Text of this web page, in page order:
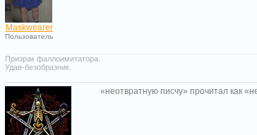
Maskwearer
Пользователь
Призрак фаллоимитатора.
Удав-безобразник.
«неотвратную писчу» прочитал как «